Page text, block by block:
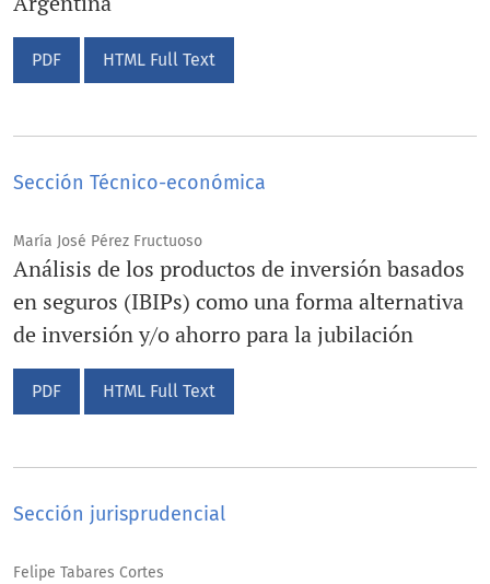
PDF HTML Full Text
Sección Técnico-económica
María José Pérez Fructuoso
Análisis de los productos de inversión basados
en seguros (IBIPs) como una forma alternativa
de inversión y/o ahorro para la jubilación
PDF HTML Full Text
Sección jurisprudencial
Felipe Tabares Cortes